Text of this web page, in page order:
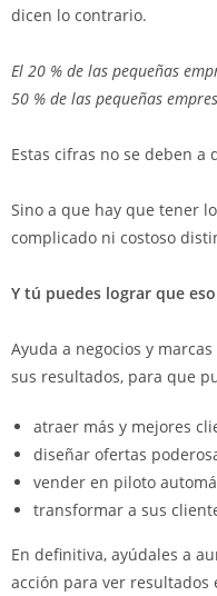
dicen lo contrario.
El 20 % de las pequeñas
50 % de las pequeñas
Estas cifras no se deben
Sino a que hay que tener
complicado ni costoso
Y tú puedes lograr que
Ayuda a negocios y
sus resultados, para que
atraer más y mejores
diseñar ofertas
vender en piloto
transformar a sus
En definitiva, ayúdales a
acción para ver resultados